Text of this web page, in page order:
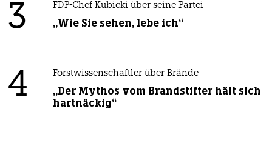
3 FDP-Chef Kubicki über seine Partei
„Wie Sie sehen, lebe ich“
4 Forstwissenschaftler über Brände
„Der Mythos vom Brandstifter hält sich
hartnäckig“